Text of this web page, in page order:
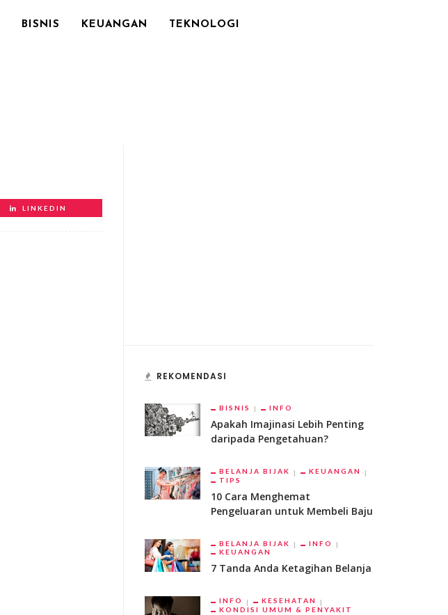
BISNIS KEUANGAN TEKNOLOGI
LINKEDIN
REKOMENDASI
BISNIS INFO
Apakah Imajinasi Lebih Penting
daripada Pengetahuan?
BELANJA BIJAK
KEUANGAN
TIPS
10 Cara Menghemat
Pengeluaran untuk Membeli Baju
BELANJA BIJAK
INFO
KEUANGAN
7 Tanda Anda Ketagihan Belanja
INFO
KESEHATAN
KONDISI UMUM & PENYAKIT